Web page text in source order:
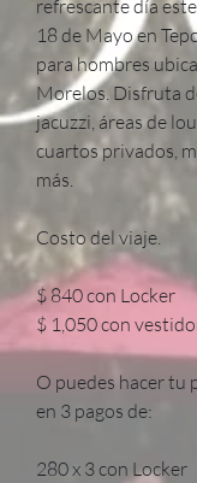
refrescante día
18 de Mayo en
para hombres
Morelos. Disfruta
jacuzzi, áreas de
cuartos privados,
más.
Costo del viaje.
$ 840 con Locker
$ 1,050 con
O puedes hacer tu
en 3 pagos de:
280 x 3 con Locker